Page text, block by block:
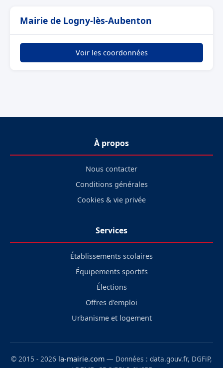
Mairie de Logny-lès-Aubenton
Voir les coordonnées
À propos
Nous contacter
Conditions générales
Cookies & vie privée
Services
Établissements scolaires
Équipements sportifs
Élections
Offres d'emploi
Urbanisme et logement
© 2015 - 2026 la-mairie.com — Données : data.gouv.fr, DGFiP,